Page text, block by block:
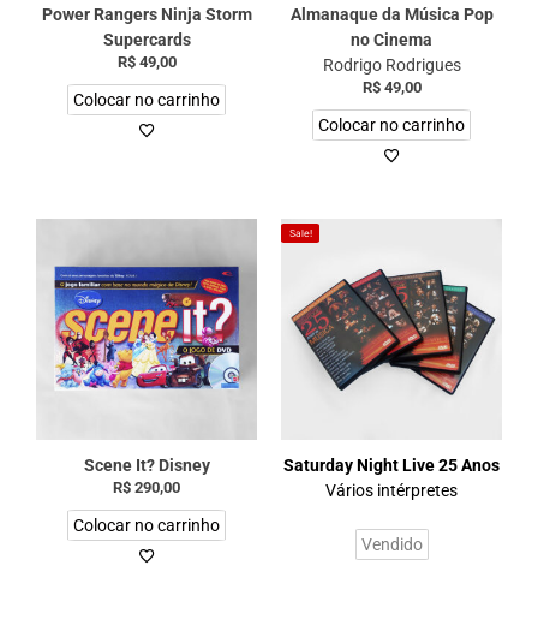
Power Rangers Ninja Storm
Supercards
R$49,00
Colocar no carrinho
Almanaque da Música Pop
no Cinema
Rodrigo Rodrigues
R$49,00
Colocar no carrinho
Scene It? Disney
R$ 290,00
Colocar no carrinho
Sale!
Saturday Night Live 25 Anos
Vários intérpretes
Vendido